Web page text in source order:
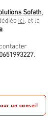
Sofath,
ici, et la
.
0651993227.
un conseil